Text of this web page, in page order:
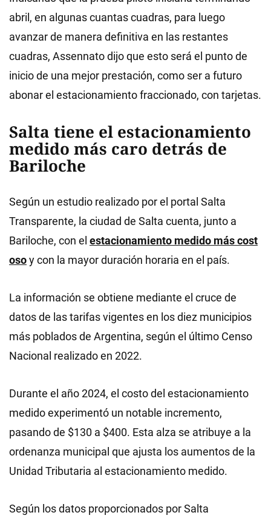
abril, en algunas cuantas cuadras, para luego
avanzar de manera definitiva en las restantes
cuadras, Assennato dijo que esto será el punto de
inicio de una mejor prestación, como ser a futuro
abonar el estacionamiento fraccionado, con tarjetas.
Salta tiene el estacionamiento
medido más caro detrás de
Bariloche
Según un estudio realizado por el portal Salta
Transparente, la ciudad de Salta cuenta, junto a
Bariloche, con el estacionamiento medido más cost
osoy con la mayor duración horaria en el país.
La información se obtiene mediante el cruce de
datos de las tarifas vigentes en los diez municipios
más poblados de Argentina, según el último Censo
Nacional realizado en 2022.
Durante el año 2024, el costo del estacionamiento
medido experimentó un notable incremento,
pasando de $130 a $400. Esta alza se atribuye a la
ordenanza municipal que ajusta los aumentos de la
Unidad Tributaria al estacionamiento medido.
Según los datos proporcionados por Salta